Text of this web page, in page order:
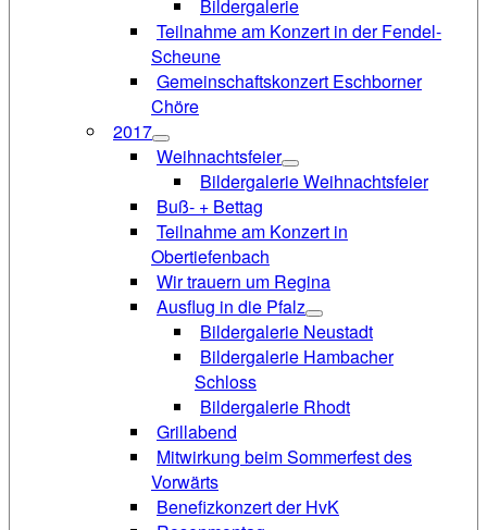
Bildergalerie
Teilnahme am Konzert in der Fendel-
Scheune
Gemeinschaftskonzert Eschborner
Chöre
2017
Weihnachtsfeier
Bildergalerie Weihnachtsfeier
Buß- + Bettag
Teilnahme am Konzert in
Obertiefenbach
Wir trauern um Regina
Ausflug in die Pfalz
Bildergalerie Neustadt
Bildergalerie Hambacher
Schloss
Bildergalerie Rhodt
Grillabend
Mitwirkung beim Sommerfest des
Vorwärts
Benefizkonzert der HvK